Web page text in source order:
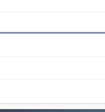
100%